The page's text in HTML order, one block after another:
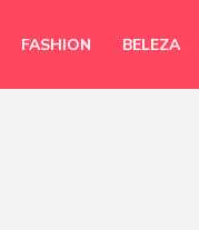
FASHION BELEZA